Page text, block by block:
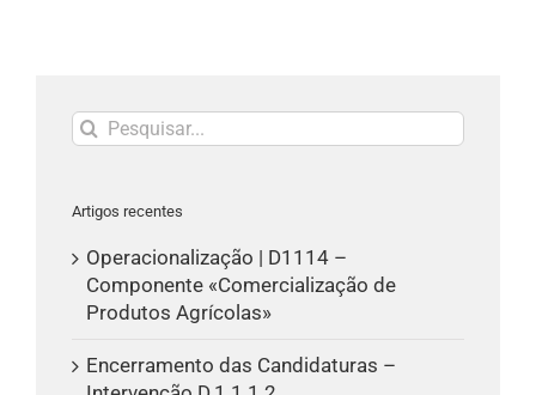
Pesquisar
Artigos recentes
Operacionalização | D1114 –
Componente «Comercialização de
Produtos Agrícolas»
Encerramento das Candidaturas –